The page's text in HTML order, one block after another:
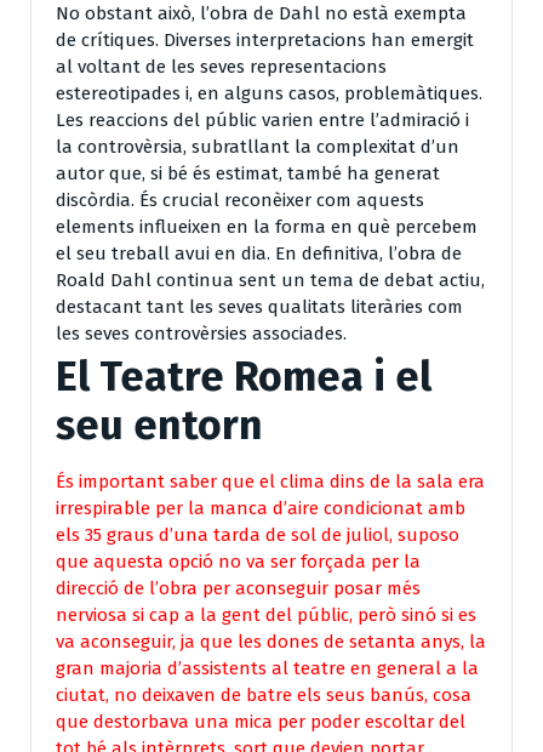
No obstant això, l’obra de Dahl no està exempta
de crítiques. Diverses interpretacions han emergit
al voltant de les seves representacions
estereotipades i, en alguns casos, problemàtiques.
Les reaccions del públic varien entre l’admiració i
la controvèrsia, subratllant la complexitat d’un
autor que, si bé és estimat, també ha generat
discòrdia. És crucial reconèixer com aquests
elements influeixen en la forma en què percebem
el seu treball avui en dia. En definitiva, l’obra de
Roald Dahl continua sent un tema de debat actiu,
destacant tant les seves qualitats literàries com
les seves controvèrsies associades.
El Teatre Romea i el
seu entorn
És important saber que el clima dins de la sala era
irrespirable per la manca d’aire condicionat amb
els 35 graus d’una tarda de sol de juliol, suposo
que aquesta opció no va ser forçada per la
direcció de l’obra per aconseguir posar més
nerviosa si cap a la gent del públic, però sinó si es
va aconseguir, ja que les dones de setanta anys, la
gran majoria d’assistents al teatre en general a la
ciutat, no deixaven de batre els seus banús, cosa
que destorbava una mica per poder escoltar del